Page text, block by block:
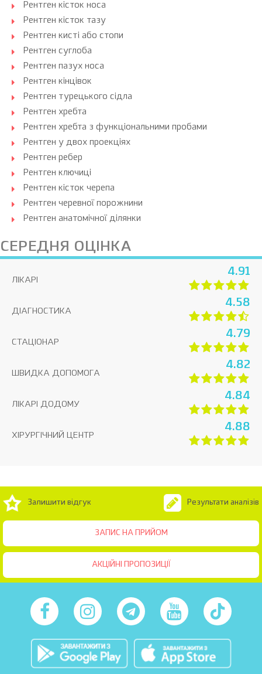
Рентген кісток носа
Рентген кісток тазу
Рентген кисті або стопи
Рентген суглоба
Рентген пазух носа
Рентген кінцівок
Рентген турецького сідла
Рентген хребта
Рентген хребта з функціональними пробами
Рентген у двох проекціях
Рентген ребер
Рентген ключиці
Рентген кісток черепа
Рентген черевної порожнини
Рентген анатомічної ділянки
СЕРЕДНЯ ОЦІНКА
ЛІКАРІ
4.91
ДІАГНОСТИКА
4.58
СТАЦІОНАР
4.79
ШВИДКА ДОПОМОГА
4.82
ЛІКАРІ ДОДОМУ
4.84
ХІРУРГІЧНИЙ ЦЕНТР
4.88
ЗАПИС НА ПРИЙОМ
Залишити відгук Результати аналізів
АКЦІЙНІ ПРОПОЗИЦІЇ